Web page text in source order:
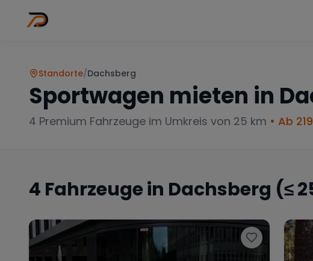
Standorte/Dachsberg
Sportwagen mieten in
4 Premium Fahrzeuge im Umkreis von 25 km • Ab
4 Fahrzeuge in Dachsberg (≤